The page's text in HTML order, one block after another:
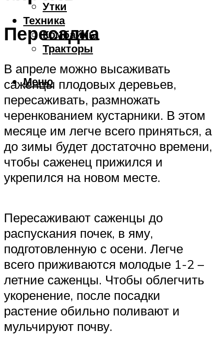
Утки
Техника
Комбайны
Тракторы
Меню
Пересадка
В апреле можно высаживать
саженцы плодовых деревьев,
пересаживать, размножать
черенкованием кустарники. В этом
месяце им легче всего приняться, а
до зимы будет достаточно времени,
чтобы саженец прижился и
укрепился на новом месте.
Пересаживают саженцы до
распускания почек, в яму,
подготовленную с осени. Легче
всего приживаются молодые 1-2 –
летние саженцы. Чтобы облегчить
укоренение, после посадки
растение обильно поливают и
мульчируют почву.